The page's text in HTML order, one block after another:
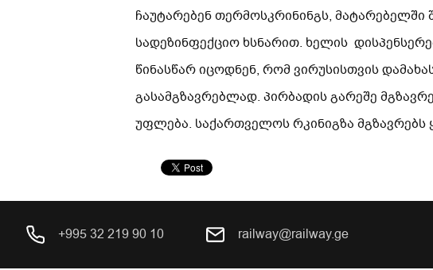
ჩაუტარებენ თერმოსკრინინგს,
სადეზინფექციო ხსნარით. ხელის
წინასწარ იცოდნენ, რომ ვირუსისთვის
გასამგზავრებლად. პირბადის გარეშე
უფლება. საქართველოს რკინიგზა
+995 32 219 90 10 railway@railway.ge